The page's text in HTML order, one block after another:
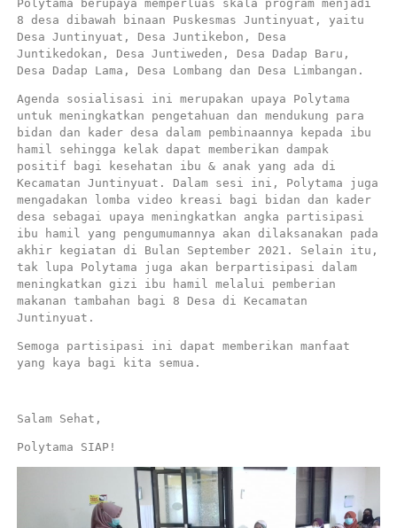
Polytama berupaya memperluas skala program menjadi
8 desa dibawah binaan Puskesmas Juntinyuat, yaitu
Desa Juntinyuat, Desa Juntikebon, Desa
Juntikedokan, Desa Juntiweden, Desa Dadap Baru,
Desa Dadap Lama, Desa Lombang dan Desa Limbangan.
Agenda sosialisasi ini merupakan upaya Polytama
untuk meningkatkan pengetahuan dan mendukung para
bidan dan kader desa dalam pembinaannya kepada ibu
hamil sehingga kelak dapat memberikan dampak
positif bagi kesehatan ibu & anak yang ada di
Kecamatan Juntinyuat. Dalam sesi ini, Polytama juga
mengadakan lomba video kreasi bagi bidan dan kader
desa sebagai upaya meningkatkan angka partisipasi
ibu hamil yang pengumumannya akan dilaksanakan pada
akhir kegiatan di Bulan September 2021. Selain itu,
tak lupa Polytama juga akan berpartisipasi dalam
meningkatkan gizi ibu hamil melalui pemberian
makanan tambahan bagi 8 Desa di Kecamatan
Juntinyuat.
Semoga partisipasi ini dapat memberikan manfaat
yang kaya bagi kita semua.
Salam Sehat,
Polytama SIAP!